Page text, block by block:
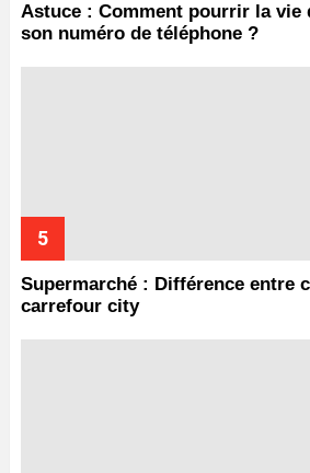
Astuce : Comment pourrir la vie
son numéro de téléphone ?
Supermarché : Différence entre
carrefour city